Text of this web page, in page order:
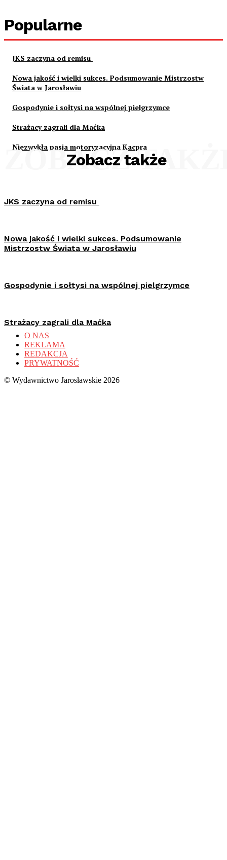
Popularne
JKS zaczyna od remisu
Nowa jakość i wielki sukces. Podsumowanie Mistrzostw
Świata w Jarosławiu
Gospodynie i sołtysi na wspólnej pielgrzymce
Strażacy zagrali dla Maćka
Niezwykła pasja motoryzacyjna Kacpra
Zobacz także
ZOBACZ
JKS zaczyna od remisu
Nowa jakość i wielki sukces. Podsumowanie
Mistrzostw Świata w Jarosławiu
Gospodynie i sołtysi na wspólnej pielgrzymce
Strażacy zagrali dla Maćka
O NAS
REKLAMA
REDAKCJA
PRYWATNOŚĆ
© Wydawnictwo Jarosławskie 2026